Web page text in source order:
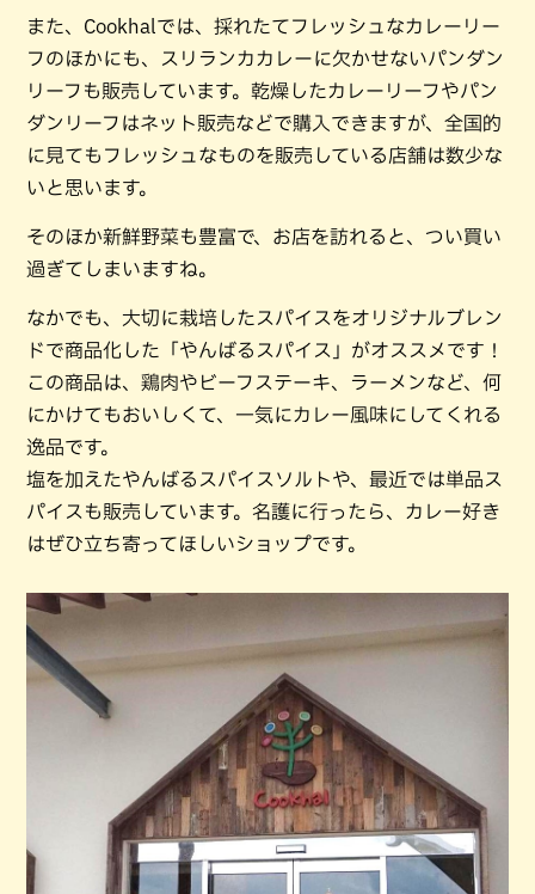
また、Cookhalでは、採れたてフレッシュなカレーリー
フのほかにも、スリランカカレーに欠かせないパンダン
リーフも販売しています。乾燥したカレーリーフやパン
ダンリーフはネット販売などで購入できますが、全国的
に見てもフレッシュなものを販売している店舗は数少な
いと思います。
そのほか新鮮野菜も豊富で、お店を訪れると、つい買い
過ぎてしまいますね。
なかでも、大切に栽培したスパイスをオリジナルブレン
ドで商品化した「やんばるスパイス」がオススメです！
この商品は、鶏肉やビーフステーキ、ラーメンなど、何
にかけてもおいしくて、一気にカレー風味にしてくれる
逸品です。
塩を加えたやんばるスパイスソルトや、最近では単品ス
パイスも販売しています。名護に行ったら、カレー好き
はぜひ立ち寄ってほしいショップです。